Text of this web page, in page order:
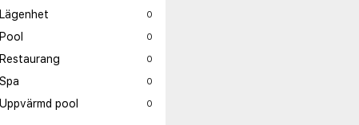
Lägenhet 0
Pool 0
Restaurang 0
Spa 0
Uppvärmd pool 0